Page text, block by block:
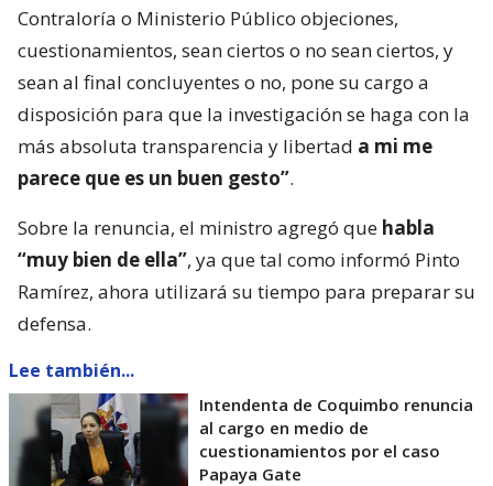
Contraloría o Ministerio Público objeciones,
cuestionamientos, sean ciertos o no sean ciertos, y
sean al final concluyentes o no, pone su cargo a
disposición para que la investigación se haga con la
más absoluta transparencia y libertad a mi me
parece que es un buen gesto”.
Sobre la renuncia, el ministro agregó que habla
“muy bien de ella”, ya que tal como informó Pinto
Ramírez, ahora utilizará su tiempo para preparar su
defensa.
Lee también...
Intendenta de Coquimbo renuncia
al cargo en medio de
cuestionamientos por el caso
Papaya Gate